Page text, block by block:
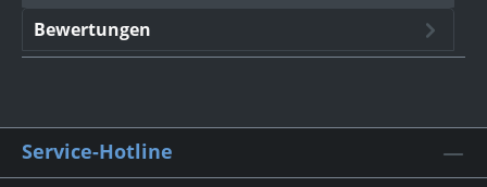
Bewertungen
Service-Hotline